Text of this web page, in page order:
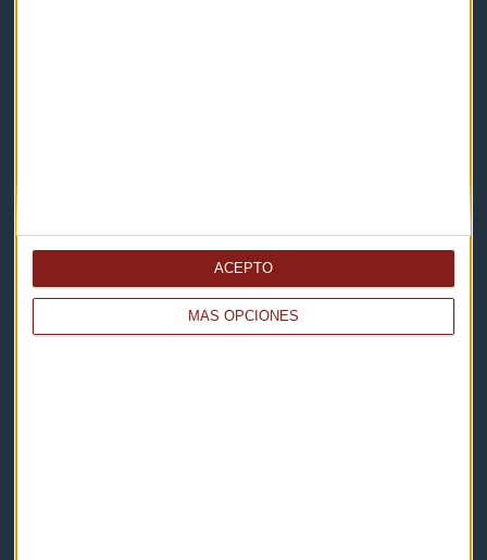
MÁS OPCIONES
ACEPTO
Descarga nuestras apps